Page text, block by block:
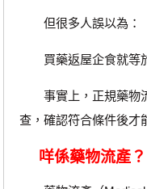
但很多人誤以為：
買藥返屋企食就等
事實上，正規藥物流
查，確認符合條件後才
咩係藥物流產？